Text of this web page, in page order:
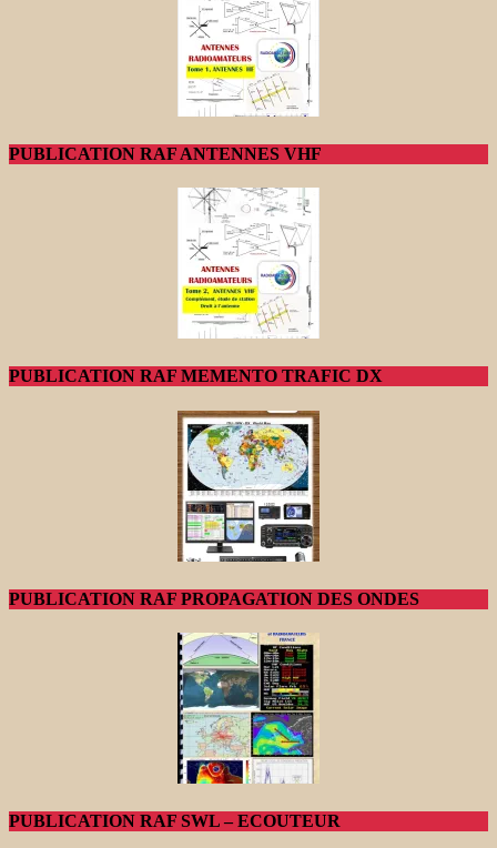
PUBLICATION RAF ANTENNES VHF
PUBLICATION RAF MEMENTO TRAFIC DX
PUBLICATION RAF PROPAGATION DES ONDES
PUBLICATION RAF SWL – ECOUTEUR